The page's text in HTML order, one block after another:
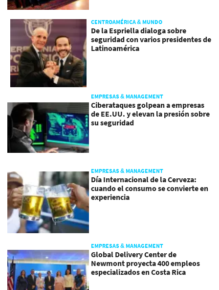
CENTROAMÉRICA & MUNDO
De la Espriella dialoga sobre
seguridad con varios presidentes de
Latinoamérica
EMPRESAS & MANAGEMENT
Ciberataques golpean a empresas
de EE.UU. y elevan la presión sobre
su seguridad
EMPRESAS & MANAGEMENT
Día Internacional de la Cerveza:
cuando el consumo se convierte en
experiencia
EMPRESAS & MANAGEMENT
Global Delivery Center de
Newmont proyecta 400 empleos
especializados en Costa Rica